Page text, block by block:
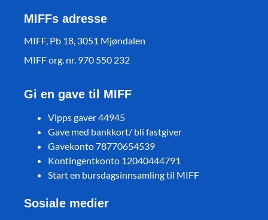
MIFFs adresse
MIFF, Pb 18, 3051 Mjøndalen
MIFF org. nr. 970 550 232
Gi en gave til MIFF
Vipps gaver 44945
Gave med bankkort/ bli fastgiver
Gavekonto 78770654539
Kontingentkonto 12040444791
Start en bursdagsinnsamling til MIFF
Sosiale medier